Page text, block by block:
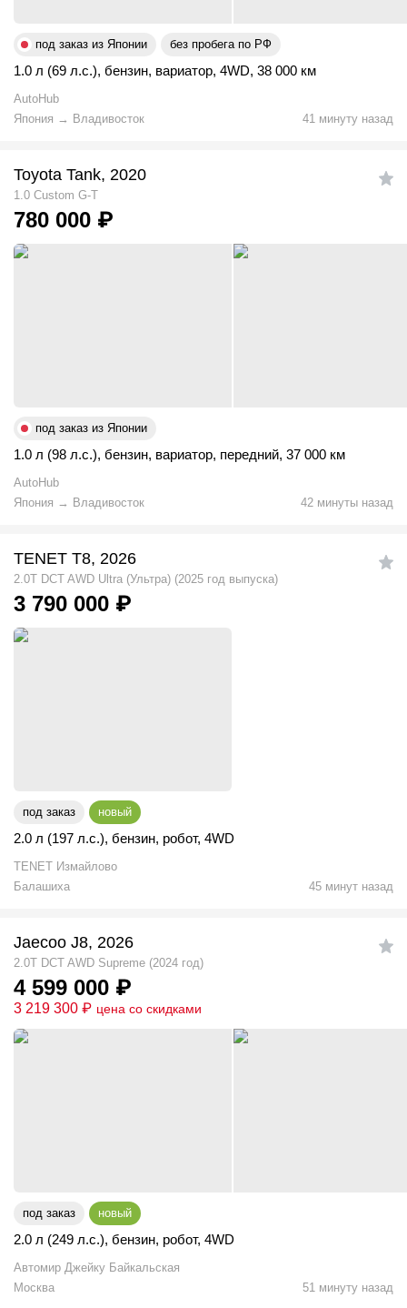
под заказ из Японии без пробега по РФ
1.0 л (69 л.с.), бензин, вариатор, 4WD, 38 000 км
AutoHub
Япония → Владивосток 41 минуту назад
Toyota Tank, 2020
1.0 Custom G-T
780 000 ₽
под заказ из Японии
1.0 л (98 л.с.), бензин, вариатор, передний, 37 000 км
AutoHub
Япония → Владивосток 42 минуты назад
TENET T8, 2026
2.0T DCT AWD Ultra (Ультра) (2025 год выпуска)
3 790 000 ₽
под заказ новый
2.0 л (197 л.с.), бензин, робот, 4WD
TENET Измайлово
Балашиха
45 минут назад
Jaecoo J8, 2026
2.0T DCT AWD Supreme (2024 год)
4 599 000 ₽
3 219 300 ₽ цена со скидками
под заказ новый
2.0 л (249 л.с.), бензин, робот, 4WD
Автомир Джейку Байкальская
Москва
51 минуту назад